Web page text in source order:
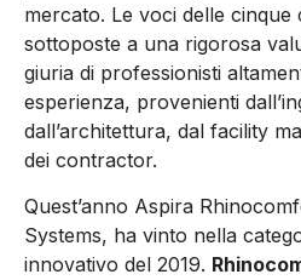
mercato. Le voci delle cinque
sottoposte a una rigorosa
giuria di professionisti
esperienza, provenienti
dall’architettura, dal facility
dei contractor.
Quest’anno Aspira
Systems, ha vinto nella
innovativo del 2019.